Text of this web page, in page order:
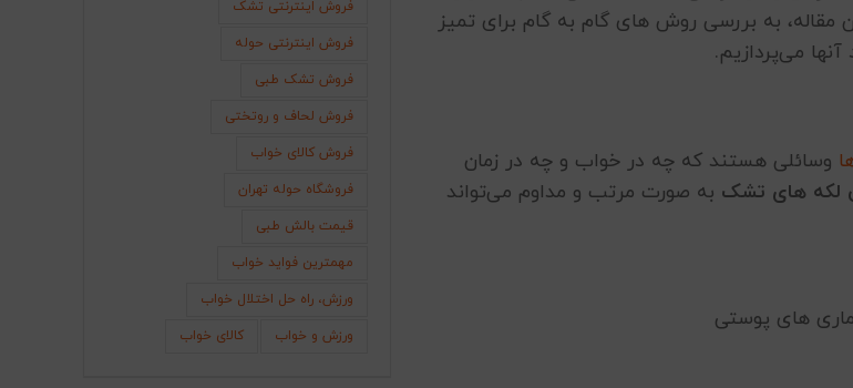
مقاله، به بررسی روش های گام به گام برای تمیز
می‌پردازیم.
وسائلی هستند که چه در خواب و چه در زمان
لکه های تشک به صورت مرتب و مداوم می‌تواند
های پوستی
فروش اینترنتی تشک
فروش اینترنتی حوله
فروش تشک طبی
فروش لحاف و روتختی
فروش کالای خواب
فروشگاه حوله تهران
قیمت بالش طبی
مهمترین فواید خواب
ورزش، راه حل اختلال خواب
ورزش و خواب کالای خواب